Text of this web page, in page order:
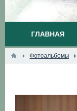
ГЛАВНАЯ
Фотоальбомы